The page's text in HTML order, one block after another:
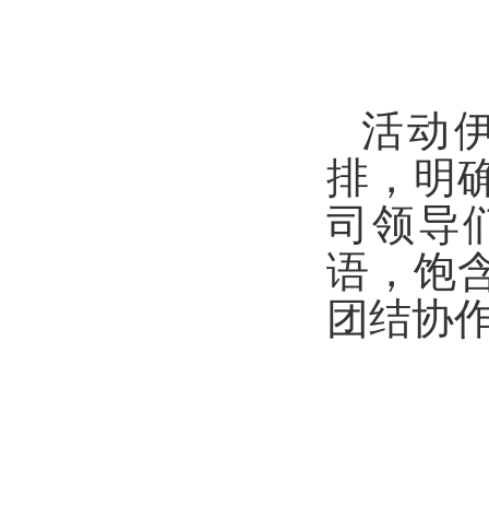
活动
排，明
司领导
语，饱
团结协